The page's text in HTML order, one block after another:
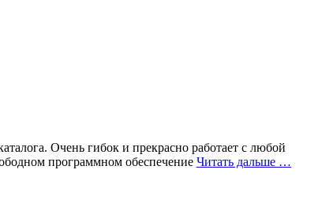
Очень гибок и прекрасно работает с любой
программном обеспечение Читать дальше …